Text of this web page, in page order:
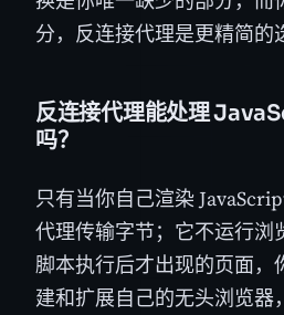
分，反连接代理是更精简的
反连接代理能处理
吗？
只有当你自己渲染
代理传输字节；它不运行浏
脚本执行后才出现的页面，
建和扩展自己的无头浏览器